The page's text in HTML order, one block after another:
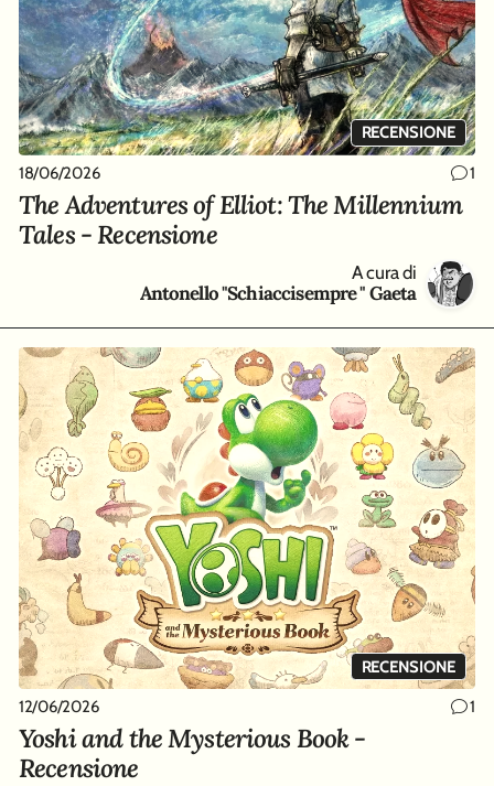
RECENSIONE
18/06/2026 1
The Adventures of Elliot: The Millennium
Tales - Recensione
A cura di
Antonello "Schiaccisempre " Gaeta
RECENSIONE
12/06/2026 1
Yoshi and the Mysterious Book -
Recensione